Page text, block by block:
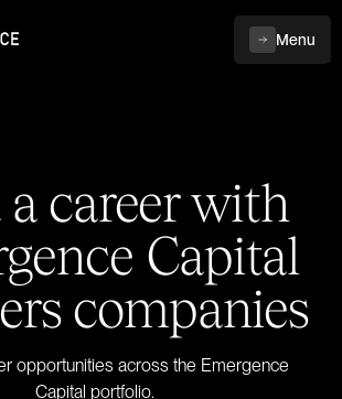
Menu
career with
Capital
companies
opportunities across the Emergence
Capital portfolio.